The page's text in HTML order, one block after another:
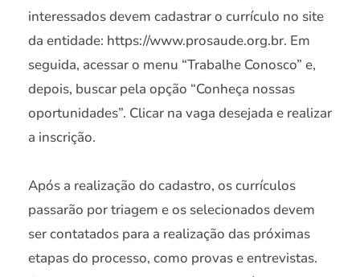
interessados devem cadastrar o currículo no site
da entidade: https://www.prosaude.org.br. Em
seguida, acessar o menu “Trabalhe Conosco” e,
depois, buscar pela opção “Conheça nossas
oportunidades”. Clicar na vaga desejada e realizar
a inscrição.
Após a realização do cadastro, os currículos
passarão por triagem e os selecionados devem
ser contatados para a realização das próximas
etapas do processo, como provas e entrevistas.